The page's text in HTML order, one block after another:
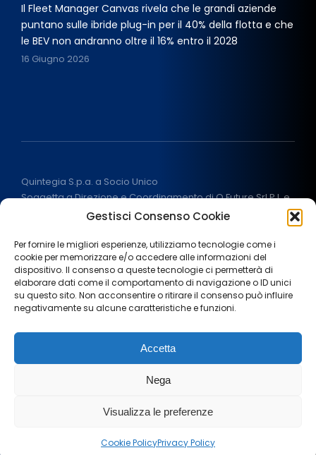
Gestisci Consenso Cookie
Per fornire le migliori esperienze, utilizziamo tecnologie come i
cookie per memorizzare e/o accedere alle informazioni del
dispositivo. Il consenso a queste tecnologie ci permetterà di
elaborare dati come il comportamento di navigazione o ID unici
su questo sito. Non acconsentire o ritirare il consenso può influire
negativamente su alcune caratteristiche e funzioni.
Accetta
Nega
Visualizza le preferenze
Cookie PolicyPrivacy Policy
Il Fleet Manager Canvas rivela che le grandi aziende
puntano sulle ibride plug-in per il 40% della flotta e che
le BEV non andranno oltre il 16% entro il 2028
16 Giugno 2026
Quintegia S.p.a. a Socio Unico
Soggetta a Direzione e Coordinamento di Q Future Srl P.I. e
C.F. 05507380268
ALL RIGHT RESERVED 2026
Note legali Privacy Policy
Cookie policy
Lavora con noi